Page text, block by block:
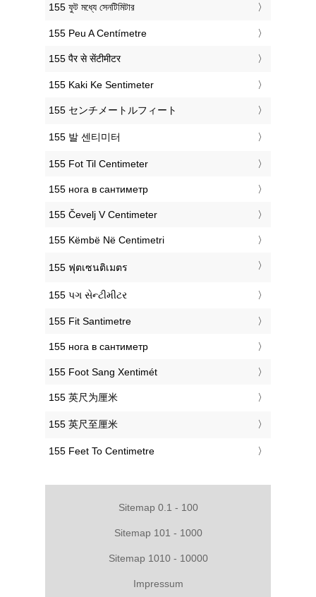
‎155 ফুট মধ্যে সেনটিমিটার
‎155 Peu A Centímetre
‎155 पैर से सेंटीमीटर
‎155 Kaki Ke Sentimeter
‎155 センチメートルフィート
‎155 발 센티미터
‎155 Fot Til Centimeter
‎155 нога в сантиметр
‎155 Čevelj V Centimeter
‎155 Këmbë Në Centimetri
‎155 ฟุตเซนติเมตร
‎155 પગ સેન્ટીમીટર
‎155 Fit Santimetre
‎155 нога в сантиметр
‎155 Foot Sang Xentimét
‎155 英尺为厘米
‎155 英尺至厘米
‎155 Feet To Centimetre
Sitemap 0.1 - 100
Sitemap 101 - 1000
Sitemap 1010 - 10000
Impressum